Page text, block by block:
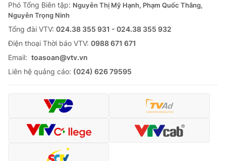
Phó Tổng Biên tập: Nguyễn Thị Mỹ Hạnh, Phạm Quốc Thắng,
Nguyễn Trọng Ninh
Tổng đài VTV: 024.38 355 931 - 024.38 355 932
Ðiện thoại Thời báo VTV: 0988 671 671
Email: toasoan@vtv.vn
Liên hệ quảng cáo: (024) 626 79595